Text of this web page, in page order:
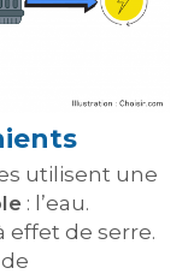
utilisent une
: l’eau.
effet de serre.